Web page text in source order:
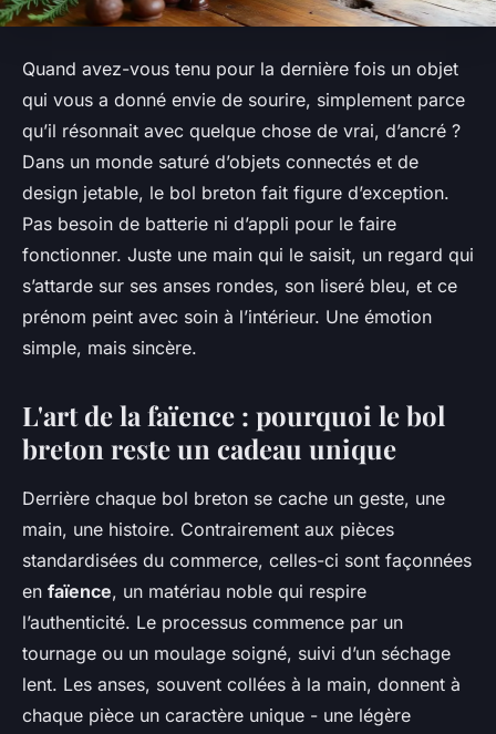
Quand avez-vous tenu pour la dernière fois un objet
qui vous a donné envie de sourire, simplement parce
qu’il résonnait avec quelque chose de vrai, d’ancré ?
Dans un monde saturé d’objets connectés et de
design jetable, le bol breton fait figure d’exception.
Pas besoin de batterie ni d’appli pour le faire
fonctionner. Juste une main qui le saisit, un regard qui
s’attarde sur ses anses rondes, son liseré bleu, et ce
prénom peint avec soin à l’intérieur. Une émotion
simple, mais sincère.
L'art de la faïence : pourquoi le bol
breton reste un cadeau unique
Derrière chaque bol breton se cache un geste, une
main, une histoire. Contrairement aux pièces
standardisées du commerce, celles-ci sont façonnées
en faïence, un matériau noble qui respire
l’authenticité. Le processus commence par un
tournage ou un moulage soigné, suivi d’un séchage
lent. Les anses, souvent collées à la main, donnent à
chaque pièce un caractère unique - une légère